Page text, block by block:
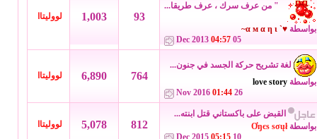
" من عرف سرك ، عرف طريقا...
بواسطة ♥` α м α η ι~
05 Dec 2013
04:57
93
1,003 لووليتاا
لغة تشريح حركة الجسد في جنون...
بواسطة love story
26 Nov 2016
01:44
764
6,890 لووليتاا
القبض على باكستاني قتل ابنته...
بواسطةƠŋєѕ ѕσųł
812
5,078 لووليتاا